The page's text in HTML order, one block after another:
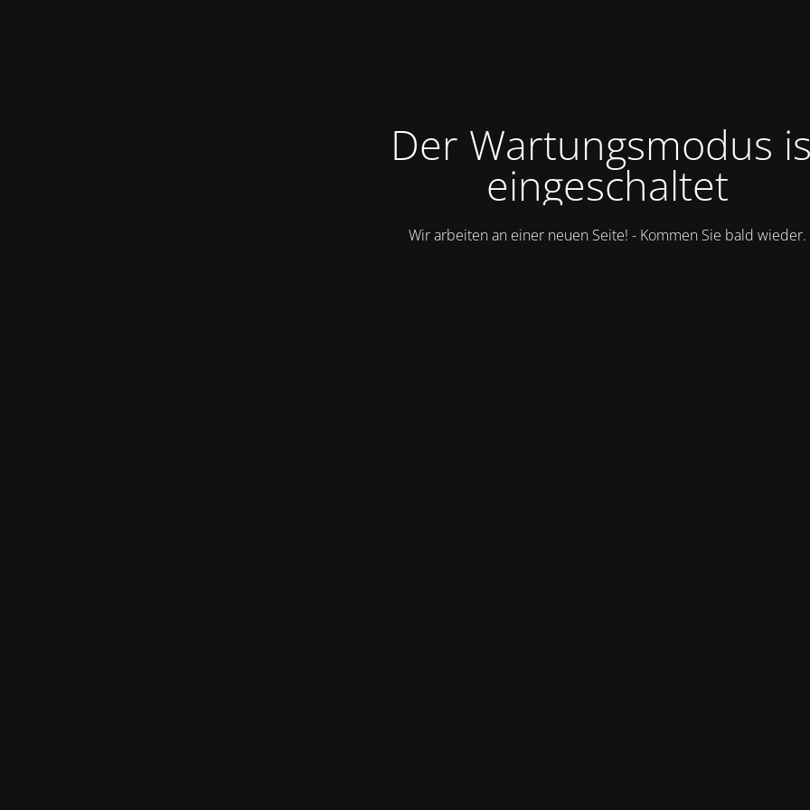
Der Wartungsmodus
eingeschaltet
Wir arbeiten an einer neuen Seite! - Kommen Sie bald wieder.